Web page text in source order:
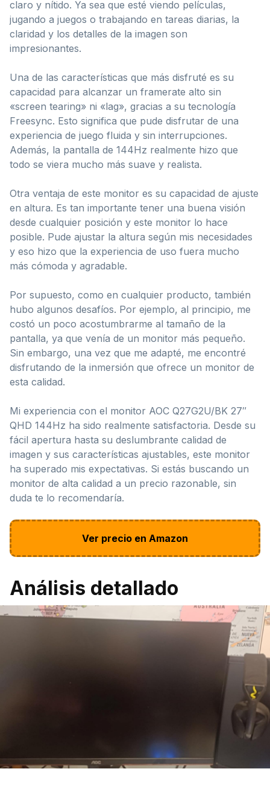
claro y nítido. Ya sea que esté viendo películas,
jugando a juegos o trabajando en tareas diarias, la
claridad y los detalles de la imagen son
impresionantes.
Una de las características que más disfruté es su
capacidad para alcanzar un framerate alto sin
«screen tearing» ni «lag», gracias a su tecnología
Freesync. Esto significa que pude disfrutar de una
experiencia de juego fluida y sin interrupciones.
Además, la pantalla de 144Hz realmente hizo que
todo se viera mucho más suave y realista.
Otra ventaja de este monitor es su capacidad de ajuste
en altura. Es tan importante tener una buena visión
desde cualquier posición y este monitor lo hace
posible. Pude ajustar la altura según mis necesidades
y eso hizo que la experiencia de uso fuera mucho
más cómoda y agradable.
Por supuesto, como en cualquier producto, también
hubo algunos desafíos. Por ejemplo, al principio, me
costó un poco acostumbrarme al tamaño de la
pantalla, ya que venía de un monitor más pequeño.
Sin embargo, una vez que me adapté, me encontré
disfrutando de la inmersión que ofrece un monitor de
esta calidad.
Mi experiencia con el monitor AOC Q27G2U/BK 27″
QHD 144Hz ha sido realmente satisfactoria. Desde su
fácil apertura hasta su deslumbrante calidad de
imagen y sus características ajustables, este monitor
ha superado mis expectativas. Si estás buscando un
monitor de alta calidad a un precio razonable, sin
duda te lo recomendaría.
Ver precio en Amazon
Análisis detallado